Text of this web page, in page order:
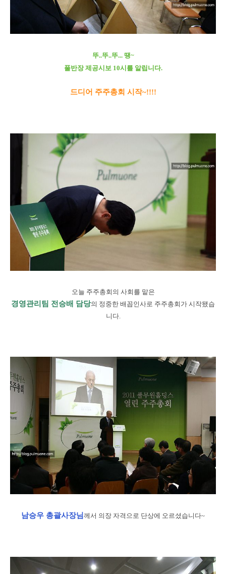
뚜..뚜..뚜... 땡~
풀반장 제공시보 10시를 알립니다.
드디어 주주총회 시작~!!!!
오늘 주주총회의 사회를 맡은
경영관리팀 전승배 담당의 정중한 배꼽인사로 주주총회가 시작됐습
니다.
남승우 총괄사장님께서 의장 자격으로 단상에 오르셨습니다~